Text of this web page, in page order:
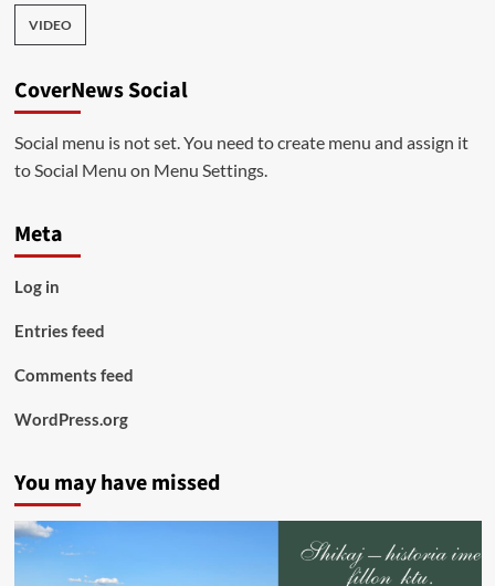
VIDEO
CoverNews Social
Social menu is not set. You need to create menu and assign it
to Social Menu on Menu Settings.
Meta
Log in
Entries feed
Comments feed
WordPress.org
You may have missed